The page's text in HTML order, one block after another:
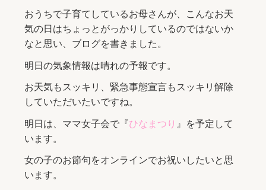
おうちで子育てしているお母さんが、こんなお天
気の日はちょっとがっかりしているのではないか
なと思い、ブログを書きました。
明日の気象情報は晴れの予報です。
お天気もスッキリ、緊急事態宣言もスッキリ解除
していただいたいですね。
明日は、ママ女子会で『ひなまつり 』を予定して
います。
女の子のお節句をオンラインでお祝いしたいと思
います。